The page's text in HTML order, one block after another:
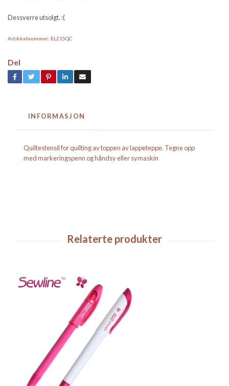
Dessverre utsolgt. :(
Artikkelnummer: EL215QC
Del
INFORMASJON
Quiltestensil for quilting av toppen av lappeteppe. Tegne opp
med markeringspenn og håndsy eller symaskin